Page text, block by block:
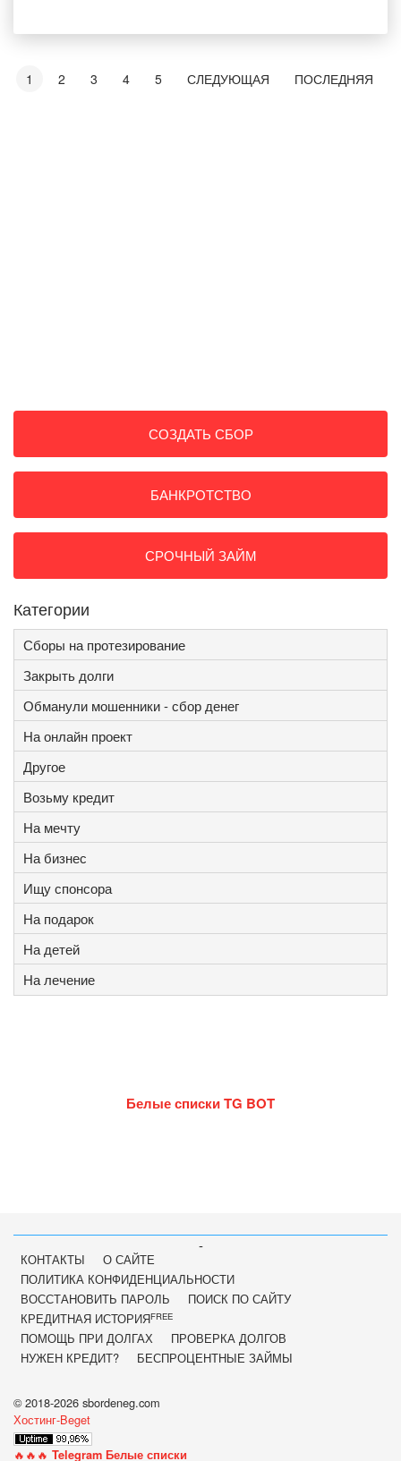
1 2 3 4 5 СЛЕДУЮЩАЯ ПОСЛЕДНЯЯ
СОЗДАТЬ СБОР
БАНКРОТСТВО
СРОЧНЫЙ ЗАЙМ
Категории
Сборы на протезирование
Закрыть долги
Обманули мошенники - сбор денег
На онлайн проект
Другое
Возьму кредит
На мечту
На бизнес
Ищу спонсора
На подарок
На детей
На лечение
Белые списки TG BOT
-
КОНТАКТЫ
О САЙТЕ
ПОЛИТИКА КОНФИДЕНЦИАЛЬНОСТИ
ВОССТАНОВИТЬ ПАРОЛЬ
ПОИСК ПО САЙТУ
КРЕДИТНАЯ ИСТОРИЯFREE
ПОМОЩЬ ПРИ ДОЛГАХ
ПРОВЕРКА ДОЛГОВ
НУЖЕН КРЕДИТ?
БЕСПРОЦЕНТНЫЕ ЗАЙМЫ
© 2018-2026 sbordeneg.com
Хостинг-Beget
🔥🔥🔥 Telegram Белые списки